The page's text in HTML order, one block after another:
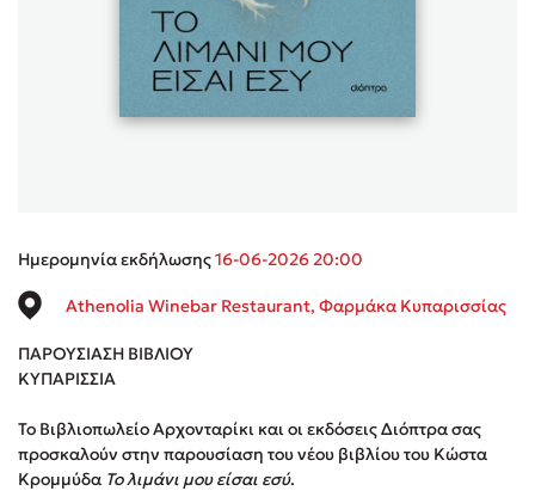
Playlist
Το λιμάνι μου είσαι εσύ
Ημερομηνία εκδήλωσης16-06-2026 20:00
Athenolia Winebar Restaurant, Φαρμάκα Κυπαρισσίας
ΠΑΡΟΥΣΙΑΣΗ ΒΙΒΛΙΟΥ
ΚΥΠΑΡΙΣΣΙΑ
Το Βιβλιοπωλείο Αρχονταρίκι και οι εκδόσεις Διόπτρα σας
προσκαλούν στην παρουσίαση του νέου βιβλίου του Κώστα
Κρομμύδα Το λιμάνι μου είσαι εσύ.